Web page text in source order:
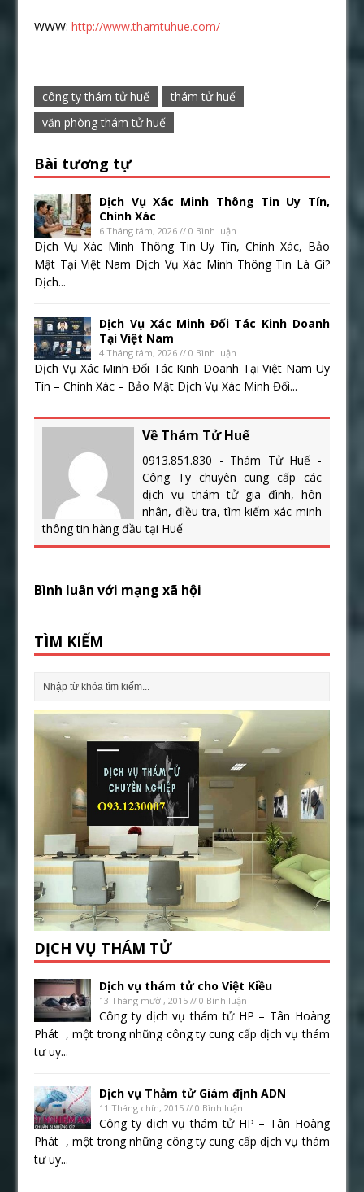
WWW:http://www.thamtuhue.com/
công ty thám tử huế
thám tử huế
văn phòng thám tử huế
Bài tương tự
Dịch Vụ Xác Minh Thông Tin Uy Tín,
Chính Xác
6 Tháng tám, 2026 // 0 Bình luận
Dịch Vụ Xác Minh Thông Tin Uy Tín, Chính Xác, Bảo
Mật Tại Việt Nam Dịch Vụ Xác Minh Thông Tin Là Gì?
Dịch...
Dịch Vụ Xác Minh Đối Tác Kinh Doanh
Tại Việt Nam
4 Tháng tám, 2026 // 0 Bình luận
Dịch Vụ Xác Minh Đối Tác Kinh Doanh Tại Việt Nam Uy
Tín – Chính Xác – Bảo Mật Dịch Vụ Xác Minh Đối...
Về Thám Tử Huế
0913.851.830 - Thám Tử Huế -
Công Ty chuyên cung cấp các
dịch vụ thám tử gia đình, hôn
nhân, điều tra, tìm kiếm xác minh
thông tin hàng đầu tại Huế
Bình luân với mạng xã hội
TÌM KIẾM
DỊCH VỤ THÁM TỬ
Dịch vụ thám tử cho Việt Kiều
13 Tháng mười, 2015 // 0 Bình luận
Công ty dịch vụ thám tử HP – Tân Hoàng
Phát , một trong những công ty cung cấp dịch vụ thám
tư uy...
Dịch vụ Thảm tử Giám định ADN
11 Tháng chín, 2015 // 0 Bình luận
Công ty dịch vụ thám tử HP – Tân Hoàng
Phát , một trong những công ty cung cấp dịch vụ thám
tư uy...